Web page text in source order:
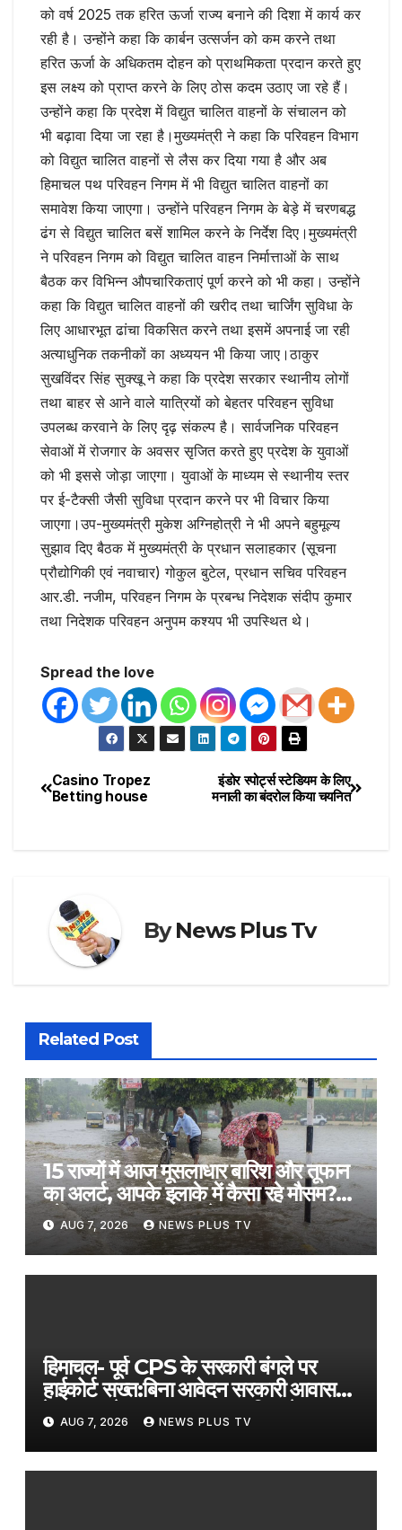
को वर्ष 2025 तक हरित ऊर्जा राज्य बनाने की दिशा में कार्य कर
रही है। उन्होंने कहा कि कार्बन उत्सर्जन को कम करने तथा
हरित ऊर्जा के अधिकतम दोहन को प्राथमिकता प्रदान करते हुए
इस लक्ष्य को प्राप्त करने के लिए ठोस कदम उठाए जा रहे हैं।
उन्होंने कहा कि प्रदेश में विद्युत चालित वाहनों के संचालन को
भी बढ़ावा दिया जा रहा है।मुख्यमंत्री ने कहा कि परिवहन विभाग
को विद्युत चालित वाहनों से लैस कर दिया गया है और अब
हिमाचल पथ परिवहन निगम में भी विद्युत चालित वाहनों का
समावेश किया जाएगा। उन्होंने परिवहन निगम के बेड़े में चरणबद्ध
ढंग से विद्युत चालित बसें शामिल करने के निर्देश दिए।मुख्यमंत्री
ने परिवहन निगम को विद्युत चालित वाहन निर्मात्ताओं के साथ
बैठक कर विभिन्न औपचारिकताएं पूर्ण करने को भी कहा। उन्होंने
कहा कि विद्युत चालित वाहनों की खरीद तथा चार्जिंग सुविधा के
लिए आधारभूत ढांचा विकसित करने तथा इसमें अपनाई जा रही
अत्याधुनिक तकनीकों का अध्ययन भी किया जाए।ठाकुर
सुखविंदर सिंह सुक्खू ने कहा कि प्रदेश सरकार स्थानीय लोगों
तथा बाहर से आने वाले यात्रियों को बेहतर परिवहन सुविधा
उपलब्ध करवाने के लिए दृढ़ संकल्प है। सार्वजनिक परिवहन
सेवाओं में रोजगार के अवसर सृजित करते हुए प्रदेश के युवाओं
को भी इससे जोड़ा जाएगा। युवाओं के माध्यम से स्थानीय स्तर
पर ई-टैक्सी जैसी सुविधा प्रदान करने पर भी विचार किया
जाएगा।उप-मुख्यमंत्री मुकेश अग्निहोत्री ने भी अपने बहुमूल्य
सुझाव दिए बैठक में मुख्यमंत्री के प्रधान सलाहकार (सूचना
प्रौद्योगिकी एवं नवाचार) गोकुल बुटेल, प्रधान सचिव परिवहन
आर.डी. नजीम, परिवहन निगम के प्रबन्ध निदेशक संदीप कुमार
तथा निदेशक परिवहन अनुपम कश्यप भी उपस्थित थे।
Spread the love
इंडोर स्पोर्ट्स स्टेडियम के लिए
मनाली का बंदरोल किया चयनित
Casino Tropez
Betting house
ByNews Plus Tv
Related Post
15 राज्यों में आज मूसलाधार बारिश और तूफान
का अलर्ट, आपके इलाके में कैसा रहे मौसम?
पढ़ें IMD का ताजा अपडेट​on August
7, 2026 at 1:18 am
AUG 7, 2026 NEWS PLUS TV
हिमाचल- पूर्व CPS के सरकारी बंगले पर
हाईकोर्ट सख्त:बिना आवेदन सरकारी आवास
रेगुलर करने पर नाराज, मुख्य सचिव से जवाब
तलब
AUG 7, 2026 NEWS PLUS TV